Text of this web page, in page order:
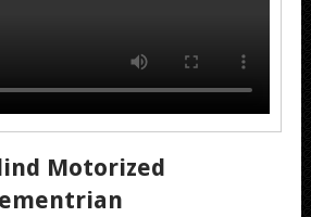
Motorized